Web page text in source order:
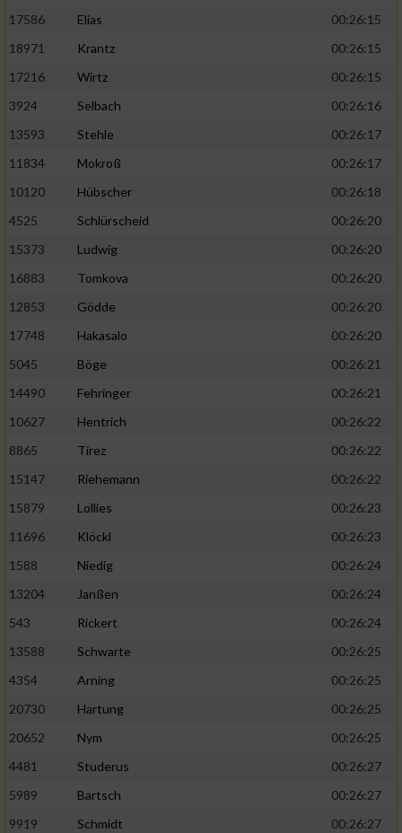
17586
Elias
00:26:15
18971
Krantz
00:26:15
17216
Wirtz
00:26:15
3924
Selbach
00:26:16
13593
Stehle
00:26:17
11834
Mokroß
00:26:17
10120
Hübscher
00:26:18
4525
Schlürscheid
00:26:20
15373
Ludwig
00:26:20
16883
Tomkova
00:26:20
12853
Gödde
00:26:20
17748
Hakasalo
00:26:20
5045
Böge
00:26:21
14490
Fehringer
00:26:21
10627
Hentrich
00:26:22
8865
Tirez
00:26:22
15147
Riehemann
00:26:22
15879
Lollies
00:26:23
11696
Klöckl
00:26:23
1588
Niedig
00:26:24
13204
Janßen
00:26:24
543
Rickert
00:26:24
13588
Schwarte
00:26:25
4354
Arning
00:26:25
20730
Hartung
00:26:25
20652
Nym
00:26:25
4481
Studerus
00:26:27
5989
Bartsch
00:26:27
9919
Schmidt
00:26:27